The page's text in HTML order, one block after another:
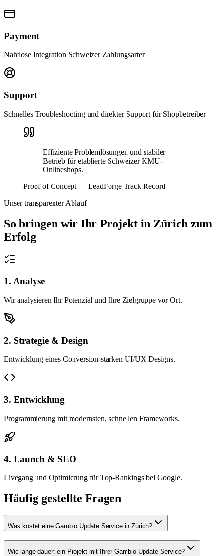
Payment
Nahtlose Integration Schweizer Zahlungsarten
Support
Schnelles Troubleshooting und direkter Support für Shopbetreiber
Effiziente Problemlösungen und stabiler
Betrieb für etablierte Schweizer KMU-
Onlineshops.
Proof of Concept — LeadForge Track Record
Unser transparenter Ablauf
So bringen wir Ihr Projekt in Zürich zum
Erfolg
1. Analyse
Wir analysieren Ihr Potenzial und Ihre Zielgruppe vor Ort.
2. Strategie & Design
Entwicklung eines Conversion-starken UI/UX Designs.
3. Entwicklung
Programmierung mit modernsten, schnellen Frameworks.
4. Launch & SEO
Livegang und Optimierung für Top-Rankings bei Google.
Häufig gestellte Fragen
Was kostet eine Gambio Update Service in Zürich?
Wie lange dauert ein Projekt mit Ihrer Gambio Update Service?